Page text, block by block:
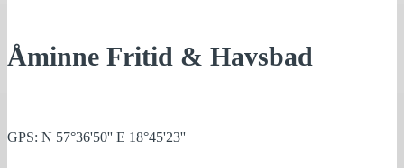
Åminne Fritid & Havsbad
GPS: N 57°36'50'' E 18°45'23''